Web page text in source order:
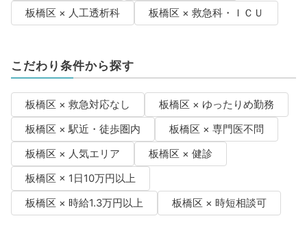
板橋区 × 人工透析科
板橋区 × 救急科・ＩＣＵ
こだわり条件から探す
板橋区 × 救急対応なし
板橋区 × ゆったりめ勤務
板橋区 × 駅近・徒歩圏内
板橋区 × 専門医不問
板橋区 × 人気エリア
板橋区 × 健診
板橋区 × 1日10万円以上
板橋区 × 時給1.3万円以上
板橋区 × 時短相談可